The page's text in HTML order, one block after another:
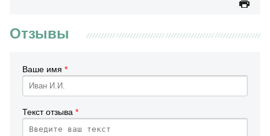
Отзывы
Ваше имя *
Текст отзыва *